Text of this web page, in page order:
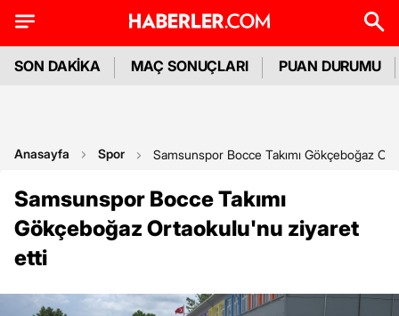
SON DAKİKA MAÇ SONUÇLARI PUAN DURUMU
Anasayfa Spor Samsunspor Bocce Takımı Gökçeboğaz
Samsunspor Bocce Takımı
Gökçeboğaz Ortaokulu'nu ziyaret
etti